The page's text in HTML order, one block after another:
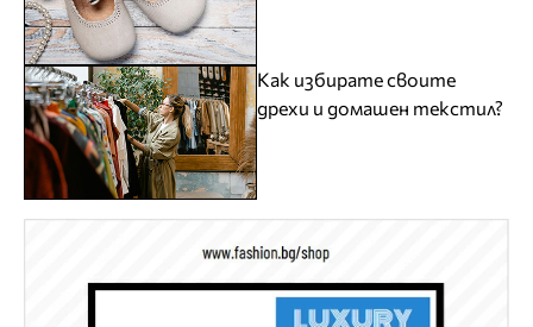
Как избирате своите
дрехи и домашен текстил?